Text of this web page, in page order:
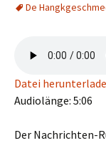
De
Datei
Audiolänge: 5:06
Der Nachrichten-